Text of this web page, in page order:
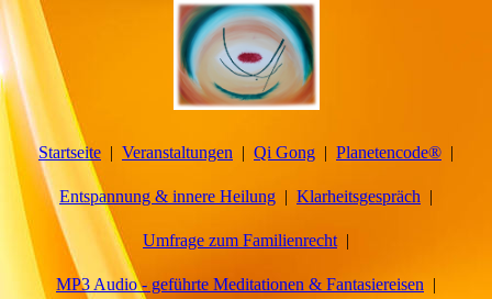
Startseite Veranstaltungen Qi Gong Planetencode®
Entspannung & innere Heilung Klarheitsgespräch
Umfrage zum Familienrecht
MP3 Audio - geführte Meditationen & Fantasiereisen